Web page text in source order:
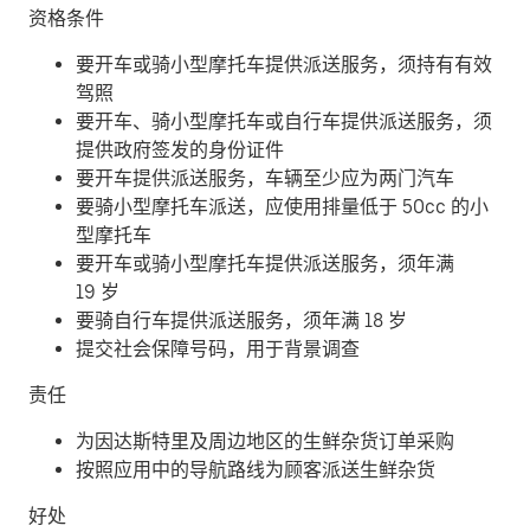
资格条件
要开车或骑小型摩托车提供派送服务，须持有有效
驾照
要开车、骑小型摩托车或自行车提供派送服务，须
提供政府签发的身份证件
要开车提供派送服务，车辆至少应为两门汽车
要骑小型摩托车派送，应使用排量低于 50cc 的小
型摩托车
要开车或骑小型摩托车提供派送服务，须年满
19 岁
要骑自行车提供派送服务，须年满 18 岁
提交社会保障号码，用于背景调查
责任
为因达斯特里及周边地区的生鲜杂货订单采购
按照应用中的导航路线为顾客派送生鲜杂货
好处